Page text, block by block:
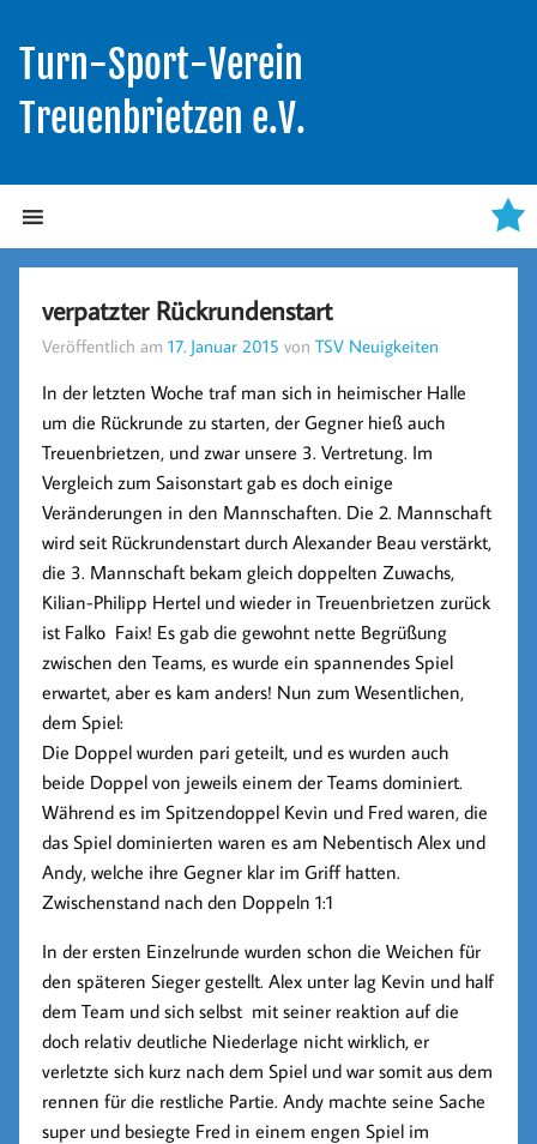
Turn-Sport-Verein
Treuenbrietzen e.V.
verpatzter Rückrundenstart
Veröffentlich am17. Januar 2015 vonTSV Neuigkeiten
In der letzten Woche traf man sich in heimischer Halle
um die Rückrunde zu starten, der Gegner hieß auch
Treuenbrietzen, und zwar unsere 3. Vertretung. Im
Vergleich zum Saisonstart gab es doch einige
Veränderungen in den Mannschaften. Die 2. Mannschaft
wird seit Rückrundenstart durch Alexander Beau verstärkt,
die 3. Mannschaft bekam gleich doppelten Zuwachs,
Kilian-Philipp Hertel und wieder in Treuenbrietzen zurück
ist Falko Faix! Es gab die gewohnt nette Begrüßung
zwischen den Teams, es wurde ein spannendes Spiel
erwartet, aber es kam anders! Nun zum Wesentlichen,
dem Spiel:
Die Doppel wurden pari geteilt, und es wurden auch
beide Doppel von jeweils einem der Teams dominiert.
Während es im Spitzendoppel Kevin und Fred waren, die
das Spiel dominierten waren es am Nebentisch Alex und
Andy, welche ihre Gegner klar im Griff hatten.
Zwischenstand nach den Doppeln 1:1
In der ersten Einzelrunde wurden schon die Weichen für
den späteren Sieger gestellt. Alex unter lag Kevin und half
dem Team und sich selbst mit seiner reaktion auf die
doch relativ deutliche Niederlage nicht wirklich, er
verletzte sich kurz nach dem Spiel und war somit aus dem
rennen für die restliche Partie. Andy machte seine Sache
super und besiegte Fred in einem engen Spiel im